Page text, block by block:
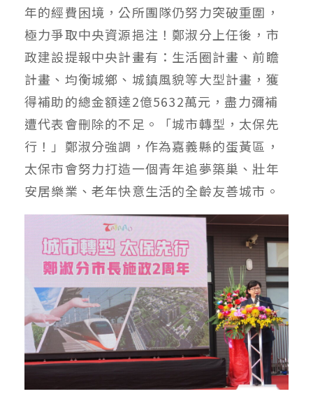
年的經費困境，公所團隊仍努力突破重圍，
極力爭取中央資源挹注！鄭淑分上任後，市
政建設提報中央計畫有：生活圈計畫、前瞻
計畫、均衡城鄉、城鎮風貌等大型計畫，獲
得補助的總金額達2億5632萬元，盡力彌補
遭代表會刪除的不足。「城市轉型，太保先
行！」鄭淑分強調，作為嘉義縣的蛋黃區，
太保市會努力打造一個青年追夢築巢、壯年
安居樂業、老年快意生活的全齡友善城市。